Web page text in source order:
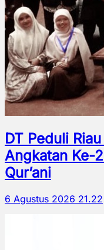
DT Peduli
Angkatan Ke-
Qur’ani
6 Agustus 2026 21.22